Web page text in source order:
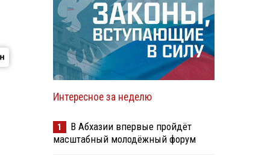
Интересное за неделю
1
В Абхазии впервые пройдёт
масштабный молодёжный форум